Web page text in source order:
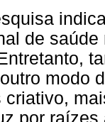
de
modo
criativo,